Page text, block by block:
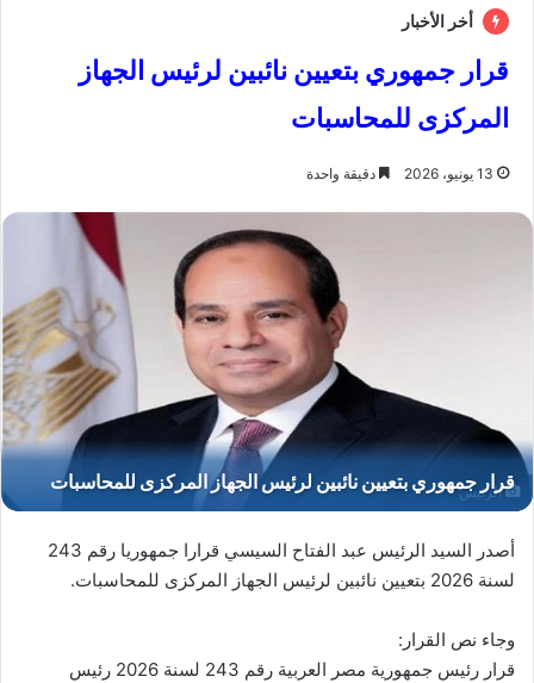
أخر الأخبار
قرار جمهوري بتعيين نائبين لرئيس الجهاز
المركزى للمحاسبات
13 يونيو، 2026 دقيقة واحدة
الرئيس
أصدر السيد الرئيس عبد الفتاح السيسي قرارا جمهوريا رقم 243
لسنة 2026 بتعيين نائبين لرئيس الجهاز المركزى للمحاسبات.
وجاء نص القرار:
قرار رئيس جمهورية مصر العربية رقم 243 لسنة 2026 رئيس